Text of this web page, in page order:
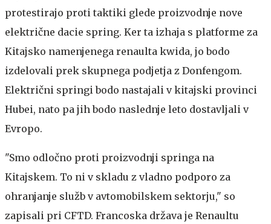
protestirajo proti taktiki glede proizvodnje nove
električne dacie spring. Ker ta izhaja s platforme za
Kitajsko namenjenega renaulta kwida, jo bodo
izdelovali prek skupnega podjetja z Donfengom.
Električni springi bodo nastajali v kitajski provinci
Hubei, nato pa jih bodo naslednje leto dostavljali v
Evropo.
"Smo odločno proti proizvodnji springa na
Kitajskem. To ni v skladu z vladno podporo za
ohranjanje služb v avtomobilskem sektorju," so
zapisali pri CFTD. Francoska država je Renaultu